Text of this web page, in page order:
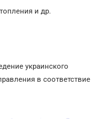
и др.
украинского
в соответствие